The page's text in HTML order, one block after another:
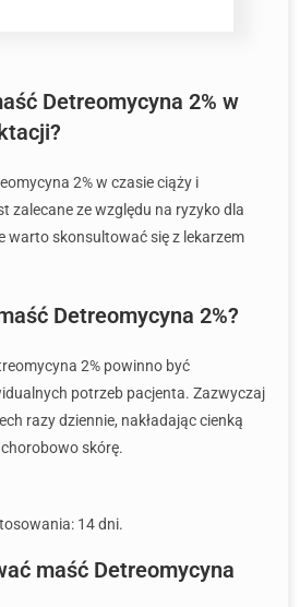
Detreomycyna 2% w
2% w czasie ciąży i
zalecane ze względu na ryzyko dla
warto skonsultować się z lekarzem
Detreomycyna 2%?
2% powinno być
potrzeb pacjenta. Zazwyczaj
razy dziennie, nakładając cienką
skórę.
14 dni.
maść Detreomycyna